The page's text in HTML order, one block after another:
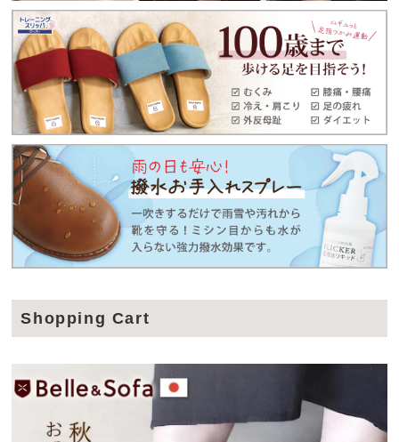
Shopping Cart